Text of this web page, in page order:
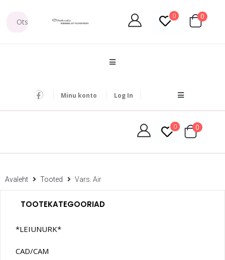
0 0
Minu konto Log In
0 0
Avaleht Tooted Vars. Air
TOOTEKATEGOORIAD
*LEIUNURK*
CAD/CAM